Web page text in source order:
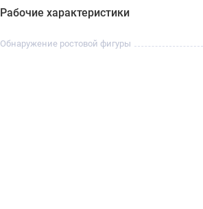
Рабочие характеристики
Обнаружение ростовой фигуры